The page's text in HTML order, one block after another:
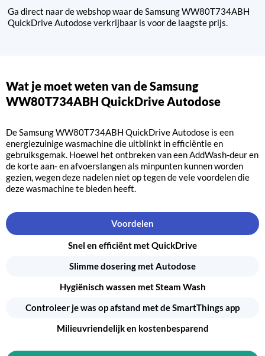
Ga direct naar de webshop waar de Samsung WW80T734ABH
QuickDrive Autodose verkrijbaar is voor de laagste prijs.
Wat je moet weten van de Samsung
WW80T734ABH QuickDrive Autodose
De Samsung WW80T734ABH QuickDrive Autodose is een
energiezuinige wasmachine die uitblinkt in efficiëntie en
gebruiksgemak. Hoewel het ontbreken van een AddWash-deur en
de korte aan- en afvoerslangen als minpunten kunnen worden
gezien, wegen deze nadelen niet op tegen de vele voordelen die
deze wasmachine te bieden heeft.
Voordelen
Snel en efficiënt met QuickDrive
Slimme dosering met Autodose
Hygiënisch wassen met Steam Wash
Controleer je was op afstand met de SmartThings app
Milieuvriendelijk en kostenbesparend